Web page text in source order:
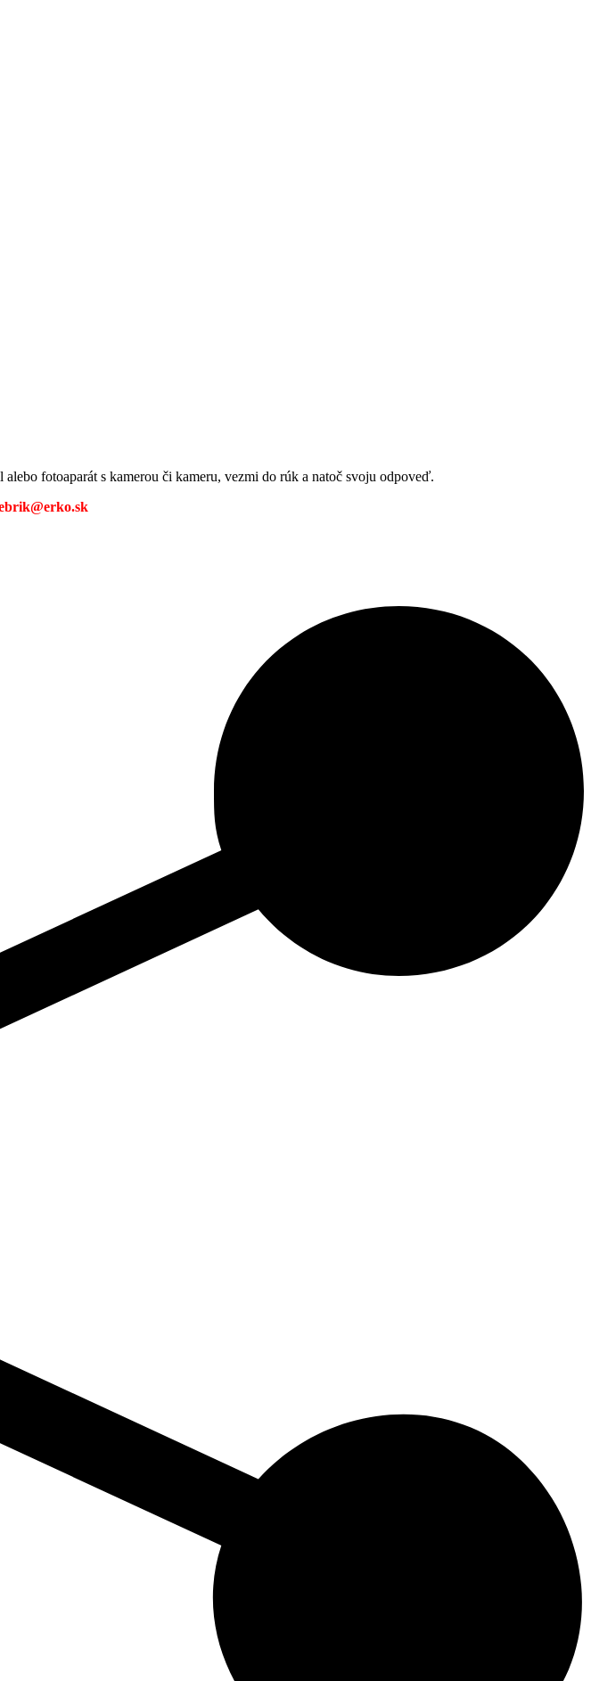
fotoaparát s kamerou či kameru, vezmi do rúk a natoč svoju odpoveď.